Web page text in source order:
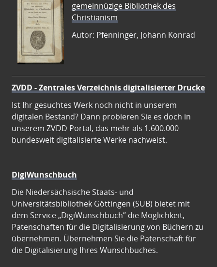
gemeinnüzige Bibliothek des
Christianism
Autor: Pfenninger, Johann Konrad
ZVDD - Zentrales Verzeichnis digitalisierter Drucke
Ist Ihr gesuchtes Werk noch nicht in unserem
digitalen Bestand? Dann probieren Sie es doch in
unserem ZVDD Portal, das mehr als 1.600.000
bundesweit digitalisierte Werke nachweist.
DigiWunschbuch
Die Niedersächsische Staats- und
Universitätsbibliothek Göttingen (SUB) bietet mit
dem Service „DigiWunschbuch” die Möglichkeit,
Patenschaften für die Digitalisierung von Büchern zu
übernehmen. Übernehmen Sie die Patenschaft für
die Digitalisierung Ihres Wunschbuches.